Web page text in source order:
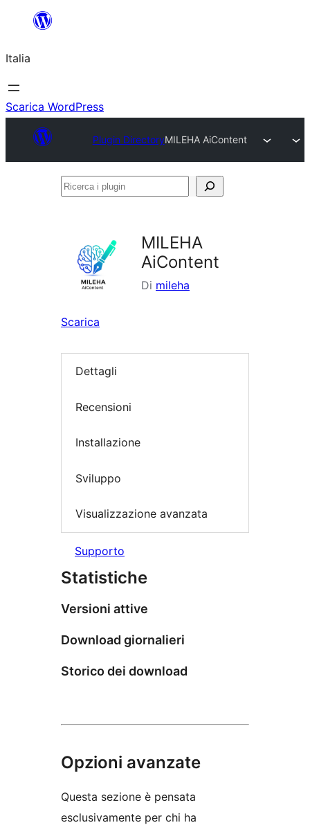
contenuto
Italia
Scarica WordPress
Plugin DirectoryMILEHA AiContent
Ricerca
MILEHA
AiContent
Di mileha
Scarica
Dettagli
Recensioni
Installazione
Sviluppo
Visualizzazione avanzata
Supporto
Statistiche
Versioni attive
Download giornalieri
Storico dei download
Opzioni avanzate
Questa sezione è pensata
esclusivamente per chi ha